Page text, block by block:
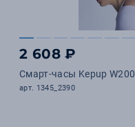
2 608 ₽
Смарт-часы Kepup W200
арт. 1345_2390